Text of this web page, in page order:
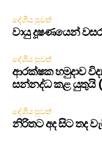
දේශීය පුවත්
වායු දූෂණයෙන්
දේශීය පුවත්
ආරක්ෂක හමුදාව
සන්නද්ධ කළ යුතුයි
දේශීය පුවත්
නිරිතට අද සිට තද